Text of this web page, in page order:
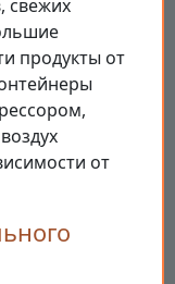
свежих
продукты от
от